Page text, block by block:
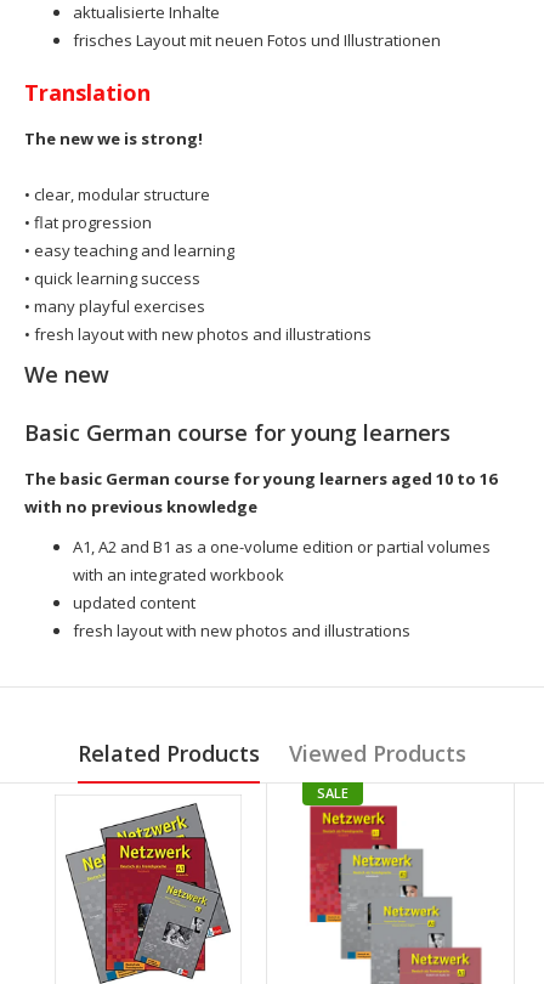
aktualisierte Inhalte
frisches Layout mit neuen Fotos und Illustrationen
Translation
The new we is strong!
• clear, modular structure
• flat progression
• easy teaching and learning
• quick learning success
• many playful exercises
• fresh layout with new photos and illustrations
We new
Basic German course for young learners
The basic German course for young learners aged 10 to 16
with no previous knowledge
A1, A2 and B1 as a one-volume edition or partial volumes
with an integrated workbook
updated content
fresh layout with new photos and illustrations
Related Products Viewed Products
SALE